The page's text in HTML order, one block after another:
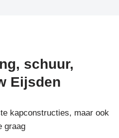
schuur,
Eijsden
kapconstructies, maar ook
graag